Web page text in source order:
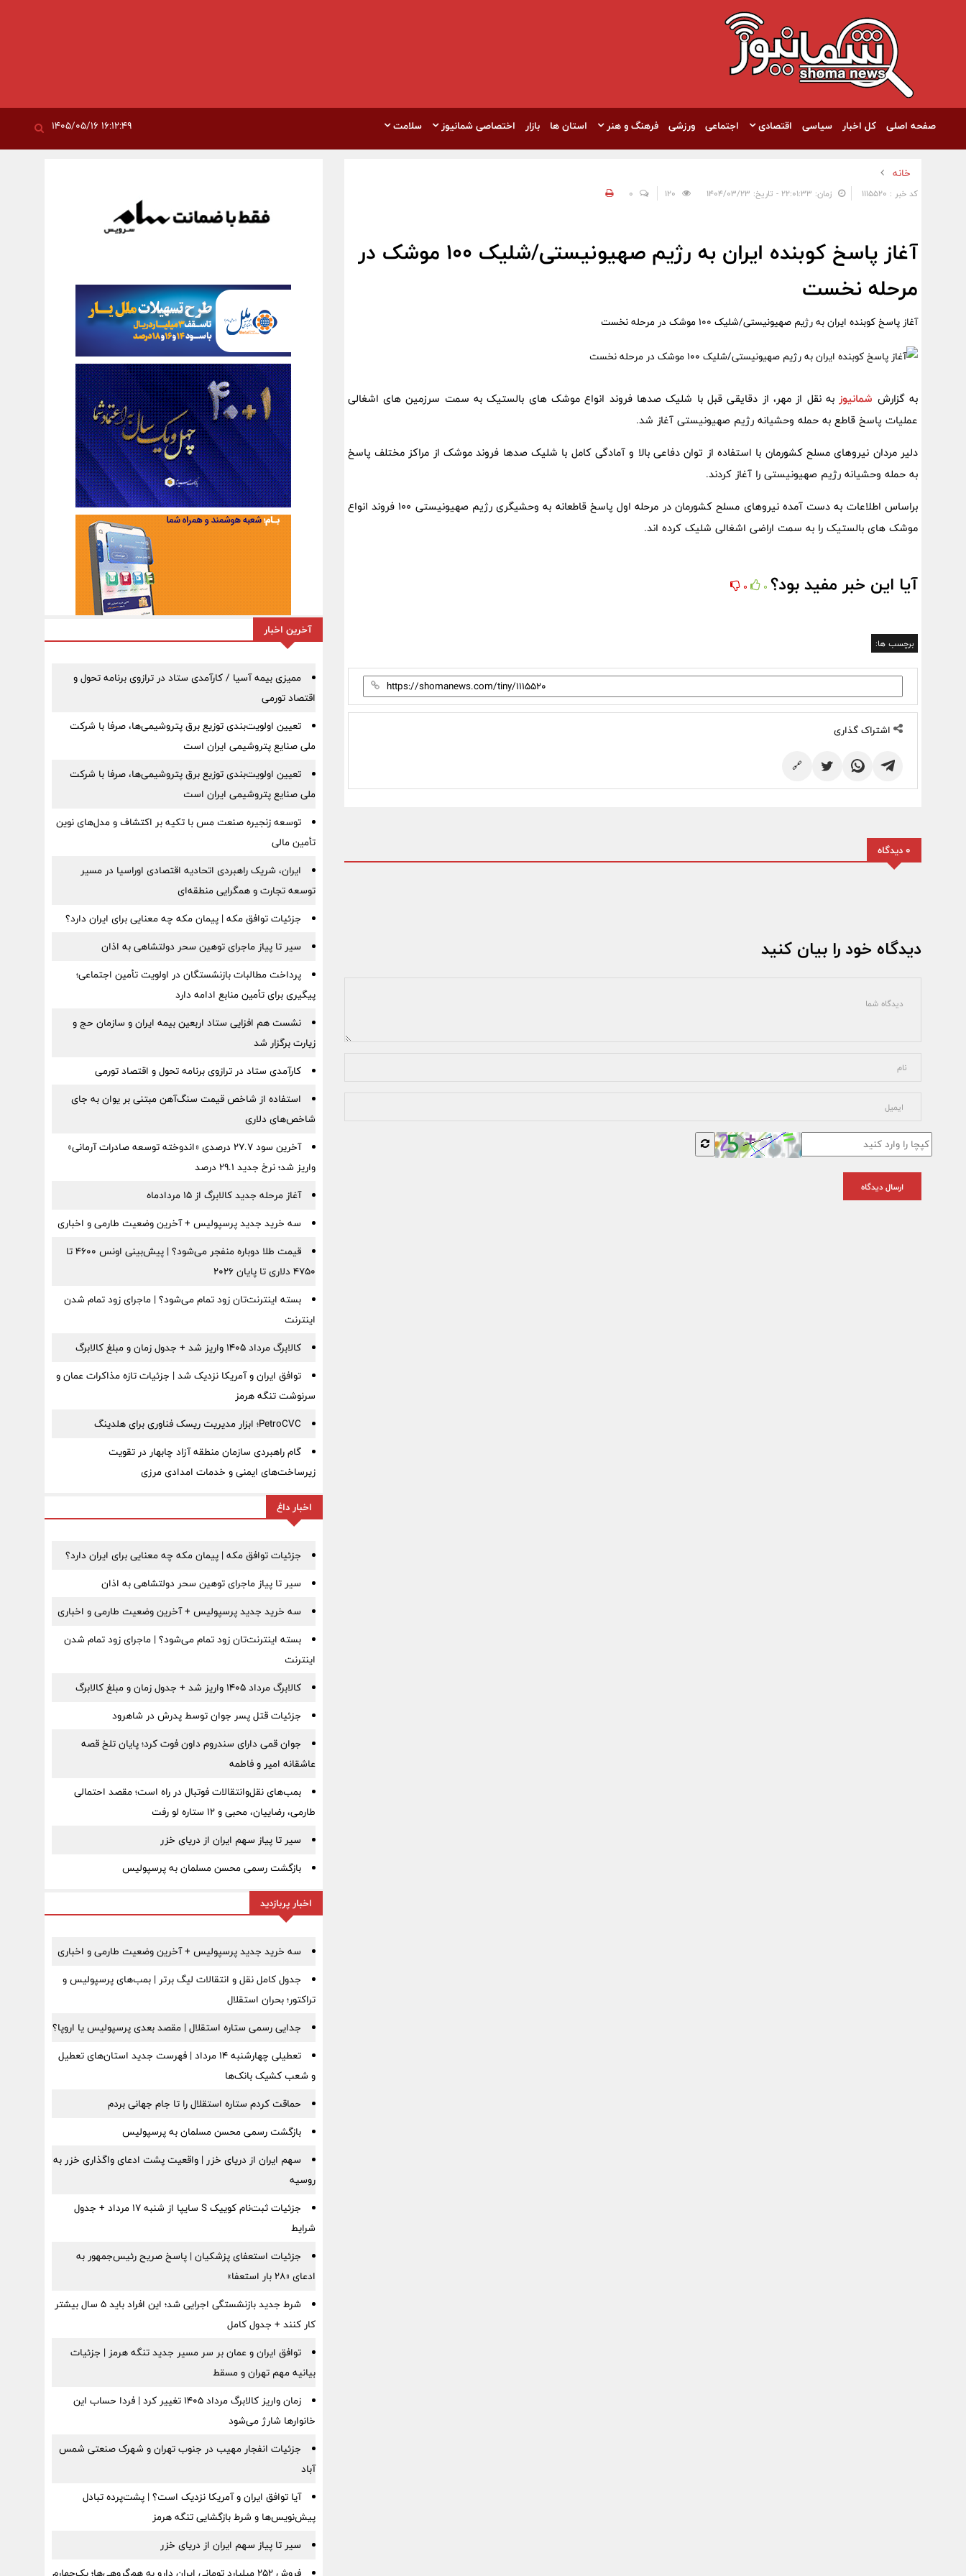
صفحه اصلی کل اخبار سیاسی اقتصادی اجتماعی ورزشی فرهنگ و هنر استان ها بازار اختصاصی شمانیوز سلامت
خانه
کد خبر : 1115520 زمان: ۲۲:۰۱:۳۳ - تاریخ: ۱۴۰۴/۰۳/۲۳ 0
آغاز پاسخ کوبنده ایران به رژیم صهیونیستی/شلیک ۱۰۰ موشک در
مرحله نخست
آغاز پاسخ کوبنده ایران به رژیم صهیونیستی/شلیک ۱۰۰ موشک در مرحله نخست
به گزارش شمانیوزبه نقل از مهر، از دقایقی قبل با شلیک صدها فروند انواع موشک های بالستیک به سمت سرزمین های اشغالی
عملیات پاسخ قاطع به حمله وحشیانه رژیم صهیونیستی آغاز شد.
دلیر مردان نیروهای مسلح کشورمان با استفاده از توان دفاعی بالا و آمادگی کامل با شلیک صدها فروند موشک از مراکز مختلف پاسخ
به حمله وحشیانه رژیم صهیونیستی را آغاز کردند.
براساس اطلاعات به دست آمده نیروهای مسلح کشورمان در مرحله اول پاسخ قاطعانه به وحشیگری رژیم صهیونیستی ۱۰۰ فروند انواع
موشک های بالستیک را به سمت اراضی اشغالی شلیک کرده اند.
آیا این خبر مفید بود؟ 0
0
برچسب ها:
اشتراک گذاری
🔗
0 دیدگاه
دیدگاه خود را بیان کنید
ارسال دیدگاه
آخرین اخبار
ممیزی بیمه آسیا / کارآمدی ستاد در ترازوی برنامه تحول و
اقتصاد تورمی
تعیین اولویت‌بندی توزیع برق پتروشیمی‌ها، صرفا با شرکت
ملی صنایع پتروشیمی ایران است
تعیین اولویت‌بندی توزیع برق پتروشیمی‌ها، صرفا با شرکت
ملی صنایع پتروشیمی ایران است
توسعه زنجیره صنعت مس با تکیه بر اکتشاف و مدل‌های نوین
تأمین مالی
ایران، شریک راهبردی اتحادیه اقتصادی اوراسیا در مسیر
توسعه تجارت و همگرایی منطقه‌ای
جزئیات توافق مکه | پیمان مکه چه معنایی برای ایران دارد؟
سیر تا پیاز ماجرای توهین سحر دولتشاهی به اذان
پرداخت مطالبات بازنشستگان در اولویت تأمین اجتماعی؛
پیگیری برای تأمین منابع ادامه دارد
نشست هم افزایی ستاد اربعین بیمه ایران و سازمان حج و
زیارت برگزار شد
کارآمدی ستاد در ترازوی برنامه تحول و اقتصاد تورمی
استفاده از شاخص قیمت سنگ‌آهن مبتنی بر یوان به جای
شاخص‌های دلاری
آخرین سود ۲۷.۷ درصدی «اندوخته توسعه صادرات آرمانی»
واریز شد؛ نرخ جدید ۲۹.۱ درصد
آغاز مرحله جدید کالابرگ از ۱۵ مردادماه
سه خرید جدید پرسپولیس + آخرین وضعیت طارمی و اخباری
قیمت طلا دوباره منفجر می‌شود؟ | پیش‌بینی اونس ۴۶۰۰ تا
۴۷۵۰ دلاری تا پایان ۲۰۲۶
بسته اینترنت‌تان زود تمام می‌شود؟ | ماجرای زود تمام شدن
اینترنت
کالابرگ مرداد ۱۴۰۵ واریز شد + جدول زمان و مبلغ کالابرگ
توافق ایران و آمریکا نزدیک شد | جزئیات تازه مذاکرات عمان و
سرنوشت تنگه هرمز
PetroCVC؛ ابزار مدیریت ریسک فناوری برای هلدینگ
گام راهبردی سازمان منطقه آزاد چابهار در تقویت
زیرساخت‌های ایمنی و خدمات امدادی مرزی
اخبار داغ
جزئیات توافق مکه | پیمان مکه چه معنایی برای ایران دارد؟
سیر تا پیاز ماجرای توهین سحر دولتشاهی به اذان
سه خرید جدید پرسپولیس + آخرین وضعیت طارمی و اخباری
بسته اینترنت‌تان زود تمام می‌شود؟ | ماجرای زود تمام شدن
اینترنت
کالابرگ مرداد ۱۴۰۵ واریز شد + جدول زمان و مبلغ کالابرگ
جزئیات قتل پسر جوان توسط پدرش در شاهرود
جوان قمی دارای سندروم داون فوت کرد؛ پایان تلخ قصه
عاشقانه امیر و فاطمه
بمب‌های نقل‌وانتقالات فوتبال در راه است؛ مقصد احتمالی
طارمی، رضاییان، محبی و ۱۲ ستاره لو رفت
سیر تا پیاز سهم ایران از دریای خزر
بازگشت رسمی محسن مسلمان به پرسپولیس
اخبار پربازدید
سه خرید جدید پرسپولیس + آخرین وضعیت طارمی و اخباری
جدول کامل نقل و انتقالات لیگ برتر | بمب‌های پرسپولیس و
تراکتور؛ بحران استقلال
جدایی رسمی ستاره استقلال | مقصد بعدی پرسپولیس یا اروپا؟
تعطیلی چهارشنبه ۱۴ مرداد | فهرست جدید استان‌های تعطیل
و شعب کشیک بانک‌ها
حماقت کردم ستاره استقلال را تا جام جهانی بردم
بازگشت رسمی محسن مسلمان به پرسپولیس
سهم ایران از دریای خزر | واقعیت پشت ادعای واگذاری خزر به
روسیه
جزئیات ثبت‌نام کوییک S سایپا از شنبه ۱۷ مرداد + جدول
شرایط
جزئیات استعفای پزشکیان | پاسخ صریح رئیس‌جمهور به
ادعای «۲۸ بار استعفا»
شرط جدید بازنشستگی اجرایی شد؛ این افراد باید ۵ سال بیشتر
کار کنند + جدول کامل
توافق ایران و عمان بر سر مسیر جدید تنگه هرمز | جزئیات
بیانیه مهم تهران و مسقط
زمان واریز کالابرگ مرداد ۱۴۰۵ تغییر کرد | فردا حساب این
خانوارها شارژ می‌شود
جزئیات انفجار مهیب در جنوب تهران و شهرک صنعتی شمس
آباد
آیا توافق ایران و آمریکا نزدیک است؟ | پشت‌پرده تبادل
پیش‌نویس‌ها و شرط بازگشایی تنگه هرمز
سیر تا پیاز سهم ایران از دریای خزر